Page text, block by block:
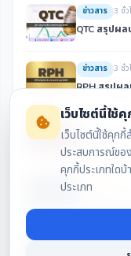
ข่าวสาร 3 ชั่ว
QTC สรุปผ
ข่าวสาร 3 ชั่ว
RPH สรุปผ
ข่าวสาร 3 ชั่ว
BKA พลิกฟื้
ข้อมูล AIO
ปโตเช้านี้
เว็บไซต์นี้ใช้
เว็บไซต์นี้ใช้คุก
ประสบการณ์ขอ
คุกกี้ประเภทใด
ประเภท